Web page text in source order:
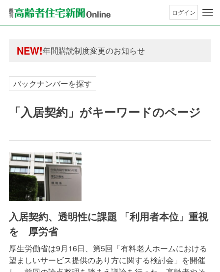
ログイン
NEW!
年間購読制度変更のお知らせ
高齢者住宅新聞 無料会員の皆様へ閲覧本数変更
高齢者住宅新聞 無料会員の皆様へ閲覧本数変更
バックナンバーを探す
「入居契約」がキーワードのページ
入居契約、透明性に課題 「利用者本位」重視
を 厚労省
厚生労働省は9月16日、第5回「有料老人ホームにおける
望ましいサービス提供のあり方に関する検討会」を開催